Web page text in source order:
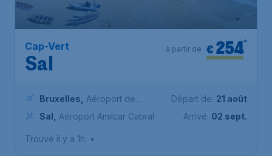
Cap-Vert
Sal
€ 254*
à partir de
Bruxelles
Aéroport de
Bruxelles-National
Sal Aéroport Amilcar Cabral
Départ de: 21 août
Arrivé: 02 sept.
Trouvé il y a 1h •